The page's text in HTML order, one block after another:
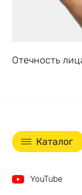
Отечность
Каталог
YouTube